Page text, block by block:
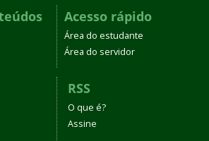
Acesso rápido
Área do estudante
Área do servidor
RSS
O que é?
Assine